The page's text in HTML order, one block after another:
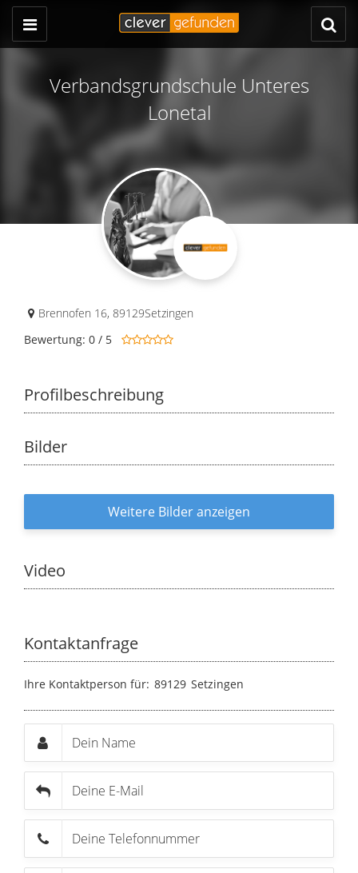
Verbandsgrundschule Unteres
Lonetal
Brennofen 16, 89129Setzingen
Bewertung: 0 / 5
Profilbeschreibung
Bilder
Weitere Bilder anzeigen
Video
Kontaktanfrage
Ihre Kontaktperson für: 89129 Setzingen